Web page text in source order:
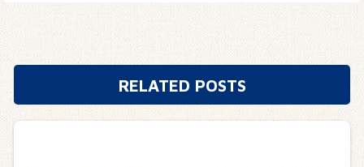
RELATED POSTS